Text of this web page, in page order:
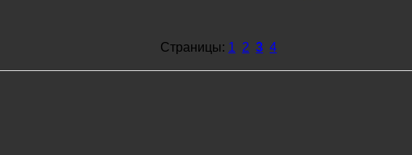
Страницы: 1 2 3 4